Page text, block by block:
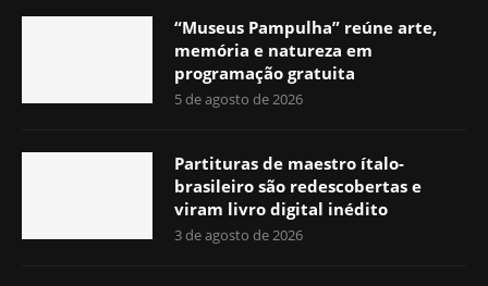
“Museus Pampulha” reúne arte,
memória e natureza em
programação gratuita
5 de agosto de 2026
Partituras de maestro ítalo-
brasileiro são redescobertas e
viram livro digital inédito
3 de agosto de 2026